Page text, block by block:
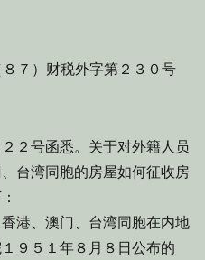
７）财税外字第２３０号
号函悉。关于对外籍人员
台湾同胞的房屋如何征收房
、澳门、台湾同胞在内地
９５１年８月８日公布的